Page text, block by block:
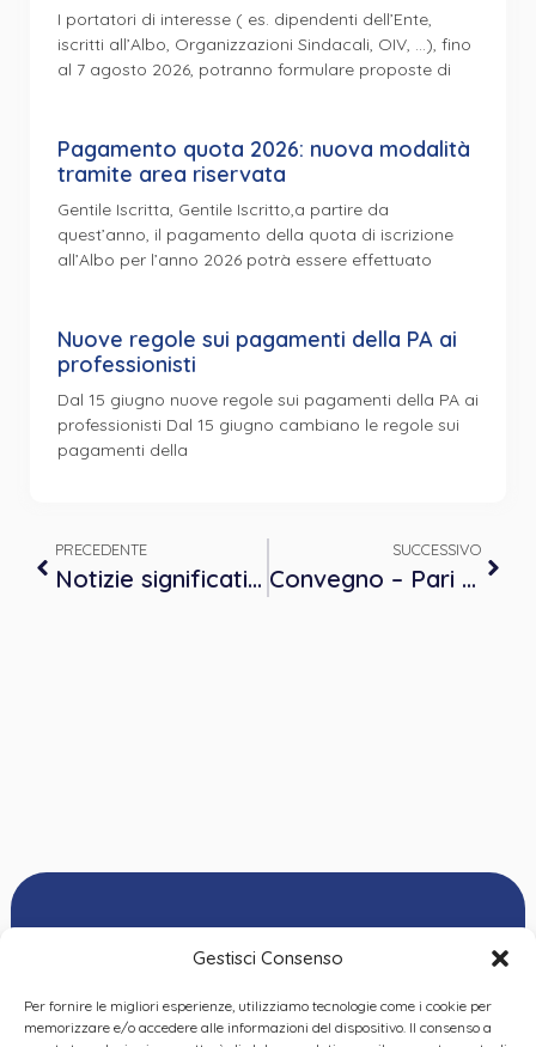
Gestisci Consenso
Per fornire le migliori esperienze, utilizziamo tecnologie come i cookie per
memorizzare e/o accedere alle informazioni del dispositivo. Il consenso a
I portatori di interesse ( es. dipendenti dell’Ente,
iscritti all’Albo, Organizzazioni Sindacali, OIV, …), fino
al 7 agosto 2026, potranno formulare proposte di
Pagamento quota 2026: nuova modalità
tramite area riservata
Gentile Iscritta, Gentile Iscritto,a partire da
quest’anno, il pagamento della quota di iscrizione
all’Albo per l’anno 2026 potrà essere effettuato
Nuove regole sui pagamenti della PA ai
professionisti
Dal 15 giugno nuove regole sui pagamenti della PA ai
professionisti Dal 15 giugno cambiano le regole sui
pagamenti della
PRECEDENTE
Notizie significative dal Consiglio Nazionale dell’Ordine degli Psicologi (CNOP)
SUCCESSIVO
Convegno – Pari opportunità e giovani nelle libere professioni. Una riflessione condivisa – 6 maggio 2025 ore 16.30
Ordine delle